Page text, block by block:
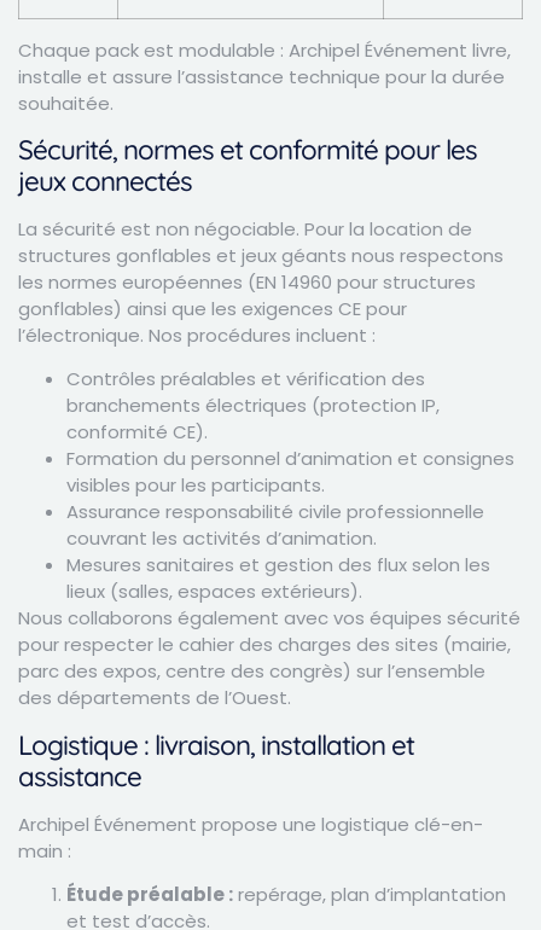
Chaque pack est modulable : Archipel Événement livre,
installe et assure l’assistance technique pour la durée
souhaitée.
Sécurité, normes et conformité pour les
jeux connectés
La sécurité est non négociable. Pour la location de
structures gonflables et jeux géants nous respectons
les normes européennes (EN 14960 pour structures
gonflables) ainsi que les exigences CE pour
l’électronique. Nos procédures incluent :
Contrôles préalables et vérification des
branchements électriques (protection IP,
conformité CE).
Formation du personnel d’animation et consignes
visibles pour les participants.
Assurance responsabilité civile professionnelle
couvrant les activités d’animation.
Mesures sanitaires et gestion des flux selon les
lieux (salles, espaces extérieurs).
Nous collaborons également avec vos équipes sécurité
pour respecter le cahier des charges des sites (mairie,
parc des expos, centre des congrès) sur l’ensemble
des départements de l’Ouest.
Logistique : livraison, installation et
assistance
Archipel Événement propose une logistique clé-en-
main :
Étude préalable :repérage, plan d’implantation
et test d’accès.